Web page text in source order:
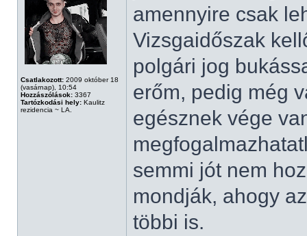
Csatlakozott: 2009 október 18
(vasárnap), 10:54
Hozzászólások: 3367
Tartózkodási hely: Kaulitz
rezidencia ~ LA.
amennyire csak
Vizsgaidőszak
polgári jog
erőm, pedig még
egésznek vége
semmi jót nem
mondják, ahogy
többi is.